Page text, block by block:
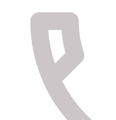
lauras-kosmetik.de